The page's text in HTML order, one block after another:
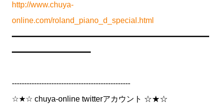
http://www.chuya-
online.com/roland_piano_d_special.html
━━━━━━━━━━━━━━━━━━━━━━━━━
━━━━━━━━━━
------------------------------------------------
☆★☆ chuya-online twitterアカウント ☆★☆